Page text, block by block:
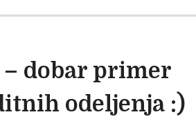
dobar primer
odeljenja :)